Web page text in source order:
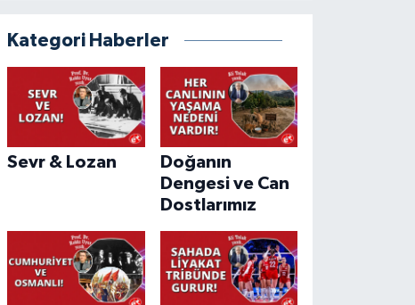
Kategori Haberler
Sevr & Lozan
Doğanın
Dengesi ve Can
Dostlarımız